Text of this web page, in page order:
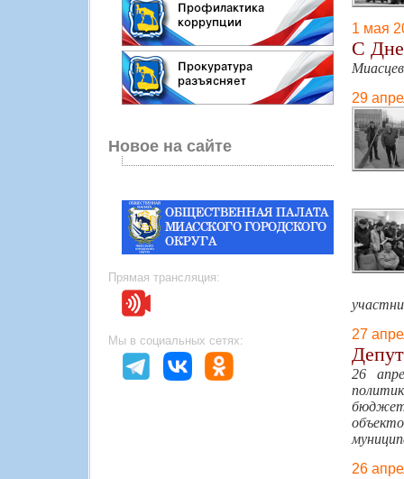
Новое на сайте
Прямая трансляция:
Мы в социальных сетях:
1 мая
С
29
27
26
26